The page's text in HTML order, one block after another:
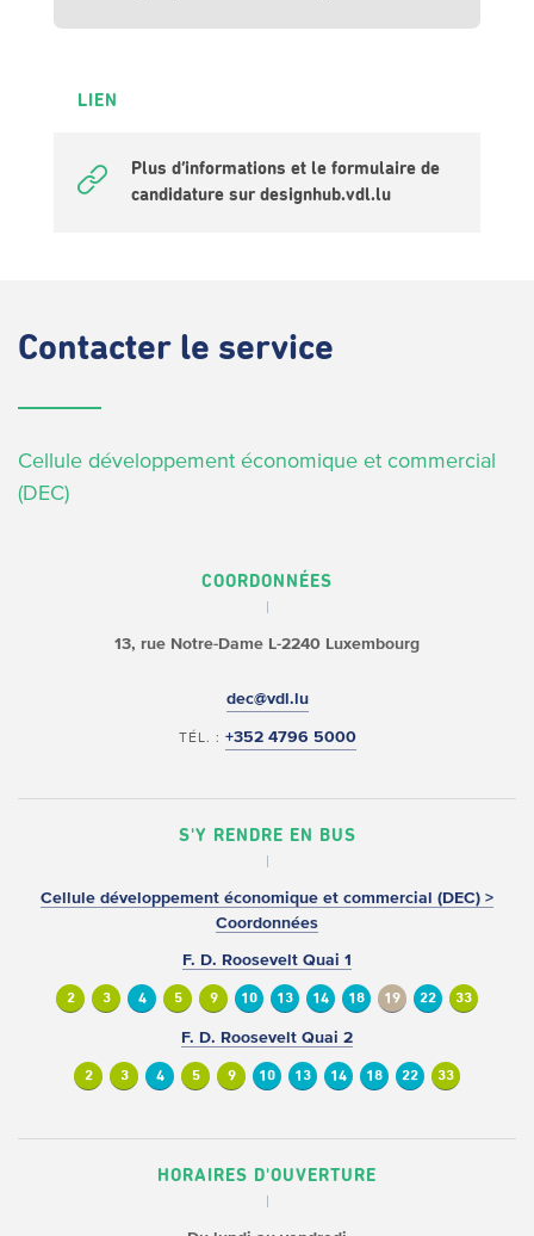
LIEN
Plus d’informations et le formulaire de
candidature sur designhub.vdl.lu
Contacter le service
Cellule développement économique et commercial
(DEC)
COORDONNÉES
13, rue Notre-Dame L-2240 Luxembourg
dec@vdl.lu
TÉL. : +352 4796 5000
S'Y RENDRE EN BUS
Cellule développement économique et commercial (DEC) >
Coordonnées
F. D. Roosevelt Quai 1
2 3 4 5 9 10 13 14 18 19 22 33
F. D. Roosevelt Quai 2
2 3 4 5 9 10 13 14 18 22 33
HORAIRES D'OUVERTURE